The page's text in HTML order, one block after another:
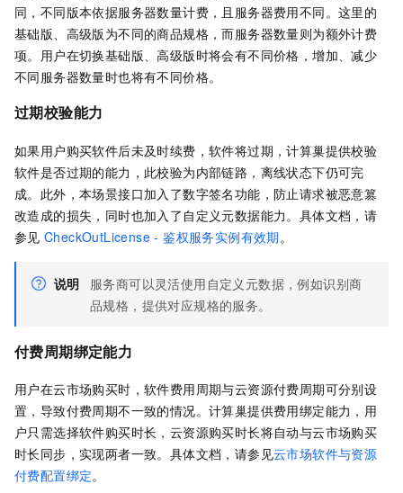
同，不同版本依据服务器数量计费，且服务器费用不同。这里的
基础版、高级版为不同的商品规格，而服务器数量则为额外计费
项。用户在切换基础版、高级版时将会有不同价格，增加、减少
不同服务器数量时也将有不同价格。
过期校验能力
如果用户购买软件后未及时续费，软件将过期，计算巢提供校验
软件是否过期的能力，此校验为内部链路，离线状态下仍可完
成。此外，本场景接口加入了数字签名功能，防止请求被恶意篡
改造成的损失，同时也加入了自定义元数据能力。 具体文档，请
参见 CheckOutLicense - 鉴权服务实例有效期 。
说明
服务商可以灵活使用自定义元数据，例如识别商
品规格，提供对应规格的服务。
付费周期绑定能力
用户在云市场购买时，软件费用周期与云资源付费周期可分别设
置，导致付费周期不一致的情况。计算巢提供费用绑定能力，用
户只需选择软件购买时长，云资源购买时长将自动与云市场购买
时长同步，实现两者一致。具体文档，请参见云市场软件与资源
付费配置绑定。